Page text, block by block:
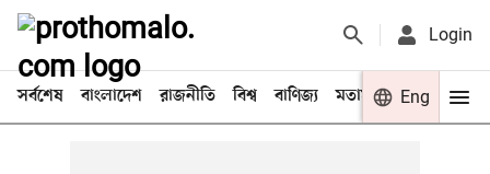
Login
সর্বশেষ বাংলাদেশ রাজনীতি বিশ্ব বাণিজ্য মতামত খেলা
Eng